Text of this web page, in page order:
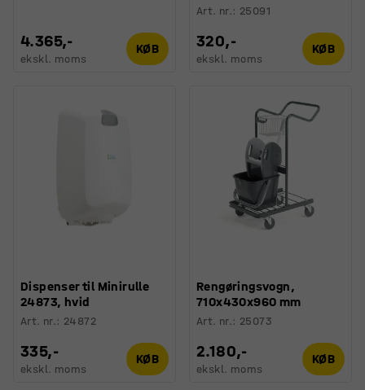
4.365,-
ekskl. moms
KØB
Art. nr.: 25091
320,-
ekskl. moms
KØB
Dispenser til Minirulle
24873, hvid
Art. nr.: 24872
335,-
ekskl. moms
KØB
Rengøringsvogn,
710x430x960 mm
Art. nr.: 25073
2.180,-
ekskl. moms
KØB